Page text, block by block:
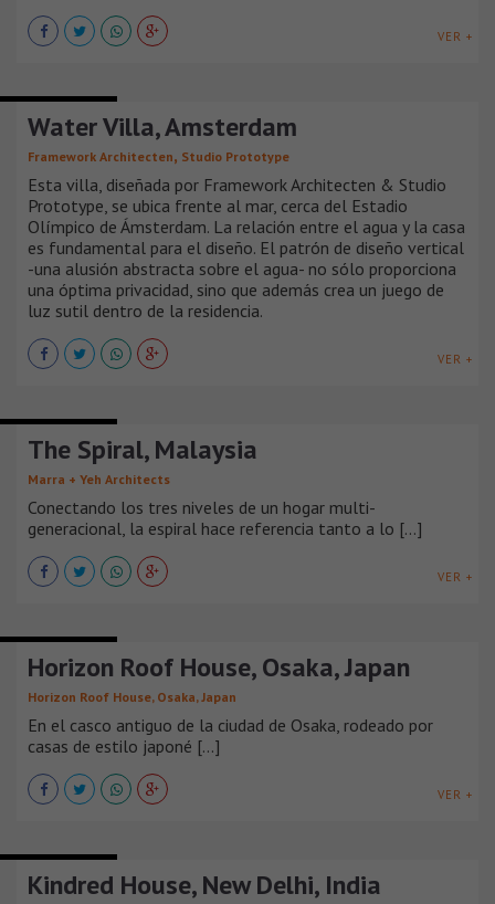
VER +
Water Villa, Amsterdam
Framework Architecten, Studio Prototype
Esta villa, diseñada por Framework Architecten & Studio
Prototype, se ubica frente al mar, cerca del Estadio
Olímpico de Ámsterdam. La relación entre el agua y la casa
es fundamental para el diseño. El patrón de diseño vertical
-una alusión abstracta sobre el agua- no sólo proporciona
una óptima privacidad, sino que además crea un juego de
luz sutil dentro de la residencia.
VER +
The Spiral, Malaysia
Marra + Yeh Architects
Conectando los tres niveles de un hogar multi-
generacional, la espiral hace referencia tanto a lo [...]
VER +
Horizon Roof House, Osaka, Japan
Horizon Roof House, Osaka, Japan
En el casco antiguo de la ciudad de Osaka, rodeado por
casas de estilo japoné [...]
VER +
Kindred House, New Delhi, India